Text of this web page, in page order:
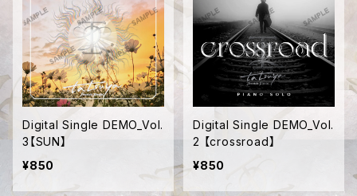
Digital Single DEMO_Vol.
3【SUN】
¥850
Digital Single DEMO_Vol.
2 【crossroad】
¥850